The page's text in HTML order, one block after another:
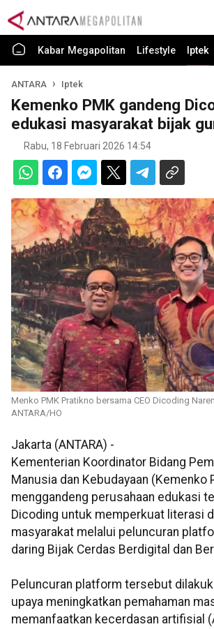
Kabar Megapolitan Lifestyle Iptek
ANTARA Iptek
Kemenko PMK gandeng
edukasi masyarakat bijak
Rabu, 18 Februari 2026 14:54
Menko PMK Pratikno bersama CEO Dicoding
ANTARA/HO
Jakarta (ANTARA) -
Kementerian Koordinator Bidang
Manusia dan Kebudayaan (Kemenko
menggandeng perusahaan edukasi
Dicoding untuk memperkuat literasi
masyarakat melalui peluncuran
daring Bijak Cerdas Berdigital dan
Peluncuran platform tersebut
upaya meningkatkan pemahaman
memanfaatkan kecerdasan artifisial